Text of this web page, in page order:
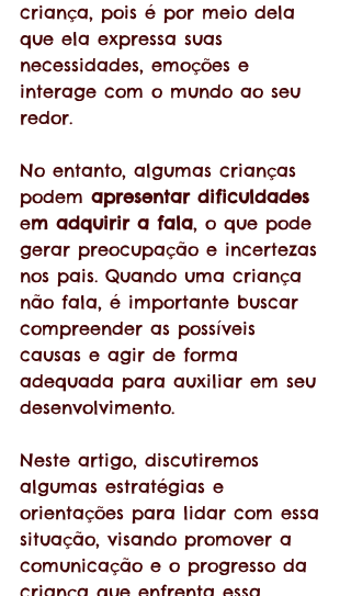
criança, pois é por meio dela
que ela expressa suas
necessidades, emoções e
interage com o mundo ao seu
redor.
No entanto, algumas crianças
podem apresentar dificuldades
em adquirir a fala, o que pode
gerar preocupação e incertezas
nos pais. Quando uma criança
não fala, é importante buscar
compreender as possíveis
causas e agir de forma
adequada para auxiliar em seu
desenvolvimento.
Neste artigo, discutiremos
algumas estratégias e
orientações para lidar com essa
situação, visando promover a
comunicação e o progresso da
criança que enfrenta essa